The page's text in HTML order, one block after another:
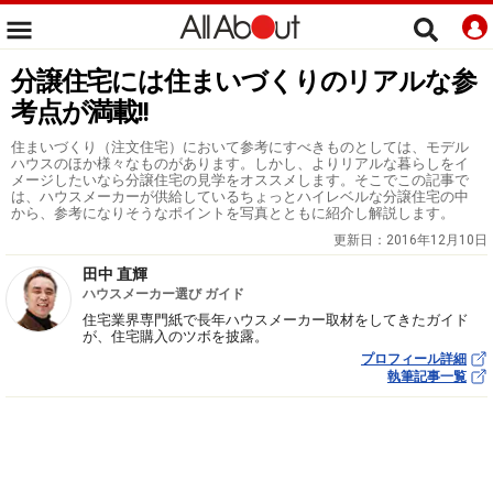
分譲住宅には住まいづくりのリアルな参
考点が満載!!
住まいづくり（注文住宅）において参考にすべきものとしては、モデル
ハウスのほか様々なものがあります。しかし、よりリアルな暮らしをイ
メージしたいなら分譲住宅の見学をオススメします。そこでこの記事で
は、ハウスメーカーが供給しているちょっとハイレベルな分譲住宅の中
から、参考になりそうなポイントを写真とともに紹介し解説します。
更新日： 2016年12月10日
田中 直輝
ハウスメーカー選び ガイド
住宅業界専門紙で長年ハウスメーカー取材をしてきたガイド
が、住宅購入のツボを披露。
プロフィール詳細
執筆記事一覧